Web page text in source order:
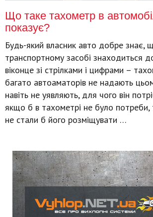
Що таке тахометр в
показує?
Будь-який власник авто добре знає,
транспортному засобі знаходиться
віконце зі стрілками і цифрами –
багато автоаматорів не надають
навіть не уявляють, для чого він
якщо б в тахометрі не було потреби,
не стали б його розміщувати …